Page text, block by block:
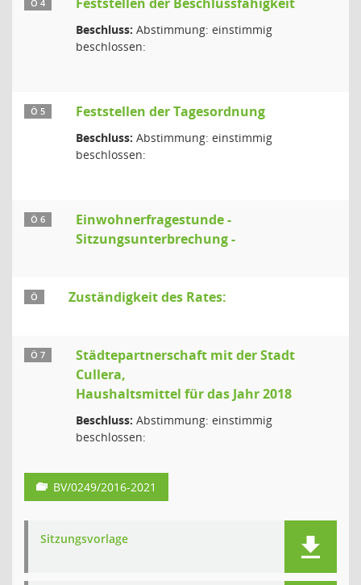
Ö 4
Beschluss: Abstimmung: einstimmig
beschlossen:
Ö 5 Feststellen der Tagesordnung
Beschluss: Abstimmung: einstimmig
beschlossen:
Ö 6
Einwohnerfragestunde -
Sitzungsunterbrechung -
Ö Zuständigkeit des Rates:
Ö 7
Städtepartnerschaft mit der Stadt
Cullera,
Haushaltsmittel für das Jahr 2018
Beschluss: Abstimmung: einstimmig
beschlossen:
BV/0249/2016-2021
Sitzungsvorlage